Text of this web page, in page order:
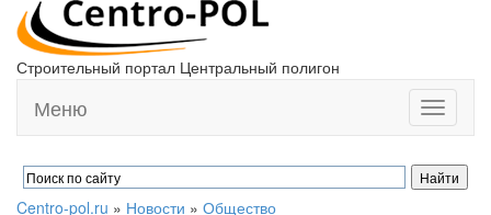
Строительный портал Центральный полигон
Toggle
Меню
Centro-pol.ru » Новости » Общество